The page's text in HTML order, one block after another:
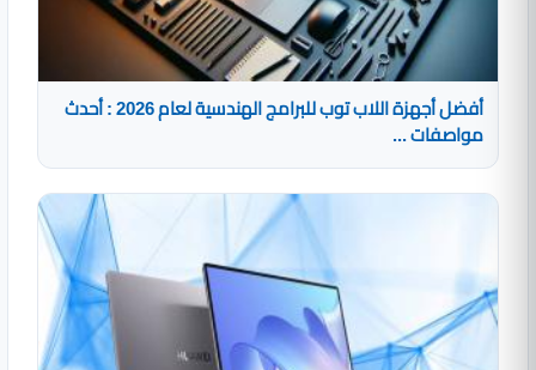
أفضل أجهزة اللاب توب للبرامج الهندسية لعام 2026 : أحدث
مواصفات ...